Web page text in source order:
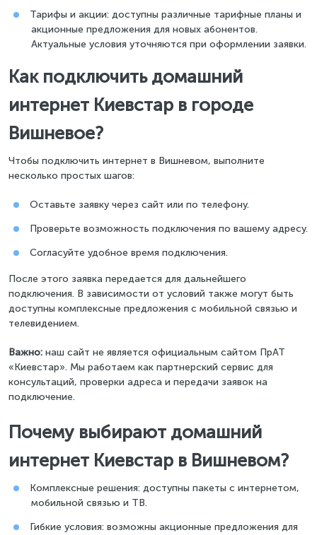
Тарифы и акции: доступны различные тарифные планы и
акционные предложения для новых абонентов.
Актуальные условия уточняются при оформлении заявки.
Как подключить домашний
интернет Киевстар в городе
Вишневое?
Чтобы подключить интернет в Вишневом, выполните
несколько простых шагов:
Оставьте заявку через сайт или по телефону.
Проверьте возможность подключения по вашему адресу.
Согласуйте удобное время подключения.
После этого заявка передается для дальнейшего
подключения. В зависимости от условий также могут быть
доступны комплексные предложения с мобильной связью и
телевидением.
Важно: наш сайт не является официальным сайтом ПрАТ
«Киевстар». Мы работаем как партнерский сервис для
консультаций, проверки адреса и передачи заявок на
подключение.
Почему выбирают домашний
интернет Киевстар в Вишневом?
Комплексные решения: доступны пакеты с интернетом,
мобильной связью и ТВ.
Гибкие условия: возможны акционные предложения для